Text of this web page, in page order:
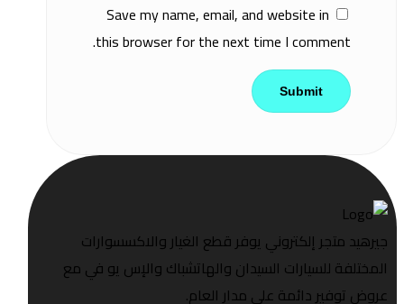
Save my name, email, and website in
this browser for the next time I comment.
جيرهيد متجر إلكتروني يوفر قطع الغيار والاكسسوارات
المختلفة للسيارات السيدان والهاتشباك والإس يو في مع
عروض توفير دائمة على مدار العام.